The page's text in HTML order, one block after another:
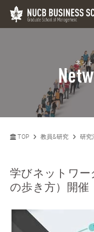
ネッ
TOP 教員&研究 研究
学びネットワ
の歩き方）開催